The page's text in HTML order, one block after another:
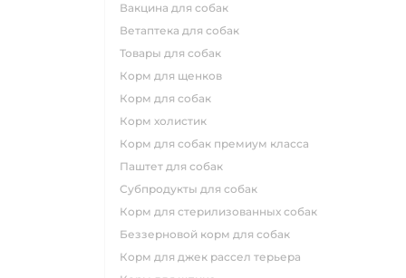
вакцина для собак
ветаптека для собак
товары для собак
корм для щенков
корм для собак
корм холистик
корм для собак премиум класса
паштет для собак
субпродукты для собак
корм для стерилизованных собак
беззерновой корм для собак
корм для джек рассел терьера